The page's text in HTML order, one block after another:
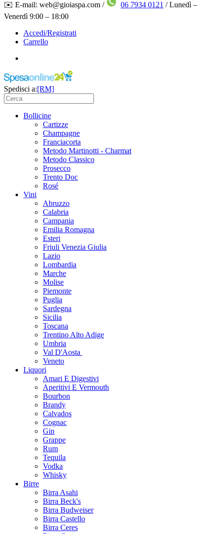
✉️ E-mail: web@gioiaspa.com / 06 7934 0121 / Lunedì –
Venerdì 9:00 – 18:00
Accedi/Registrati
Carrello
Spedisci a:[RM]
Bollicine
Cartizze
Champagne
Franciacorta
Metodo Martinotti - Charmat
Metodo Classico
Prosecco
Trento Doc
Rosé
Vini
Abruzzo
Calabria
Campania
Emilia Romagna
Esteri
Friuli Venezia Giulia
Lazio
Lombardia
Marche
Molise
Piemonte
Puglia
Sardegna
Sicilia
Toscana
Trentino Alto Adige
Umbria
Val D'Aosta
Veneto
Liquori
Amari E Digestivi
Aperitivi E Vermouth
Bourbon
Brandy
Calvados
Cognac
Gin
Grappe
Rum
Tequila
Vodka
Whisky
Birre
Birra Asahi
Birra Beck's
Birra Budweiser
Birra Castello
Birra Ceres